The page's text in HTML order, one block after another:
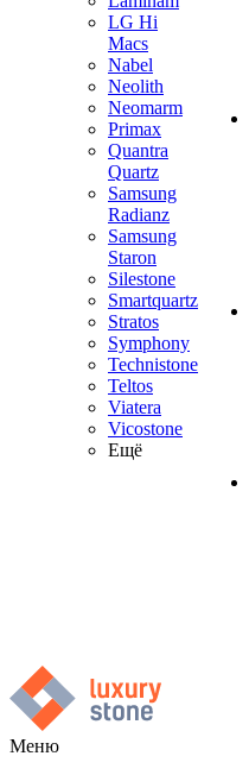
LG Hi
Macs
Nabel
Neolith
Neomarm
Primax
Quantra
Quartz
Samsung
Radianz
Samsung
Staron
Silestone
Smartquartz
Stratos
Symphony
Technistone
Teltos
Viatera
Vicostone
Ещё
Меню